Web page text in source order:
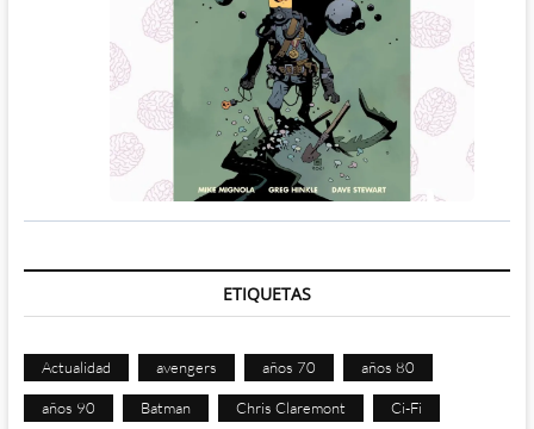
ETIQUETAS
Actualidad avengers años 70 años 80
años 90 Batman Chris Claremont Ci-Fi